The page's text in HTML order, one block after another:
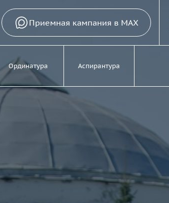
Приемная кампания в MAX
Ординатура Аспирантура